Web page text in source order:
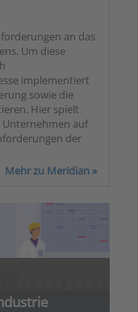
an das
Um diese
implementiert
sowie die
Hier spielt
Unternehmen auf
der
Mehr zu Meridian »